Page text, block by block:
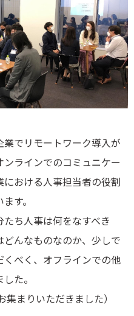
でリモートワーク導入が
ラインでのコミュニケー
おける人事担当者の役割
す。
ち人事は何をなすべき
んなものなのか、少しで
べく、オフラインでの他
た。
集まりいただきました）